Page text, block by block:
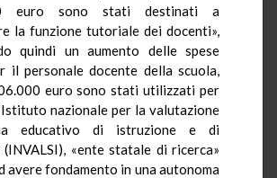
euro sono stati destinati a
la funzione tutoriale dei docenti»,
quindi un aumento delle spese
il personale docente della scuola,
euro sono stati utilizzati per
nazionale per la valutazione
educativo di istruzione e di
«ente statale di ricerca»
avere fondamento in una autonoma